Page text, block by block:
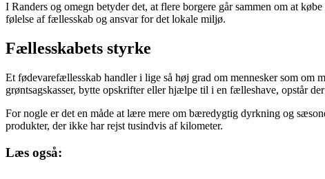
I Randers og omegn betyder det, at flere borgere går sammen om at
følelse af fællesskab og ansvar for det lokale miljø.
Fællesskabets styrke
Et fødevarefællesskab handler i lige så høj grad om mennesker som om
grøntsagskasser, bytte opskrifter eller hjælpe til i en fælleshave, opstår
For nogle er det en måde at lære mere om bæredygtig dyrkning og
produkter, der ikke har rejst tusindvis af kilometer.
Læs også: